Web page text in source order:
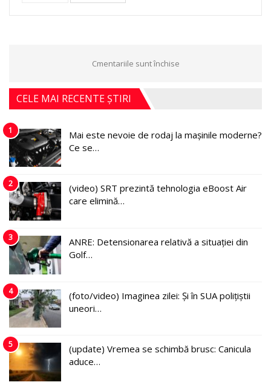
Cmentariile sunt închise
CELE MAI RECENTE ȘTIRI
1
Mai este nevoie de rodaj la mașinile moderne?
Ce se…
2
(video) SRT prezintă tehnologia eBoost Air
care elimină…
3
ANRE: Detensionarea relativă a situației din
Golf…
4
(foto/video) Imaginea zilei: Și în SUA polițiștii
uneori…
5
(update) Vremea se schimbă brusc: Canicula
aduce…